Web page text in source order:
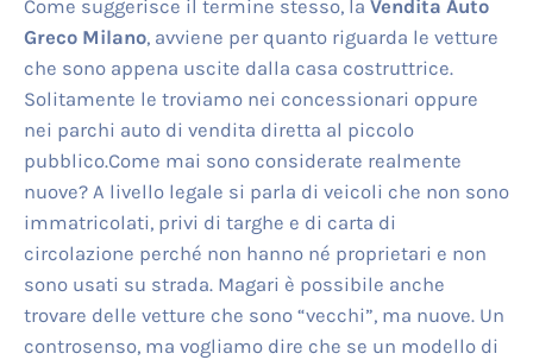
Come suggerisce il termine stesso, la Vendita Auto
Greco Milano, avviene per quanto riguarda le vetture
che sono appena uscite dalla casa costruttrice.
Solitamente le troviamo nei concessionari oppure
nei parchi auto di vendita diretta al piccolo
pubblico.Come mai sono considerate realmente
nuove? A livello legale si parla di veicoli che non sono
immatricolati, privi di targhe e di carta di
circolazione perché non hanno né proprietari e non
sono usati su strada. Magari è possibile anche
trovare delle vetture che sono “vecchi”, ma nuove. Un
controsenso, ma vogliamo dire che se un modello di